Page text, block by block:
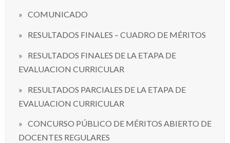
COMUNICADO
RESULTADOS FINALES – CUADRO DE MÉRITOS
RESULTADOS FINALES DE LA ETAPA DE
EVALUACION CURRICULAR
RESULTADOS PARCIALES DE LA ETAPA DE
EVALUACION CURRICULAR
CONCURSO PÚBLICO DE MÉRITOS ABIERTO DE
DOCENTES REGULARES